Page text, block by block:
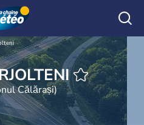
PÎRJOLTENI
Călărași)